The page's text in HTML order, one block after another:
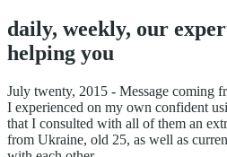
daily, weekly, our
helping you
July twenty, 2015 - Message coming
I experienced on my own confident
that I consulted with all of them an
from Ukraine, old 25, as well as